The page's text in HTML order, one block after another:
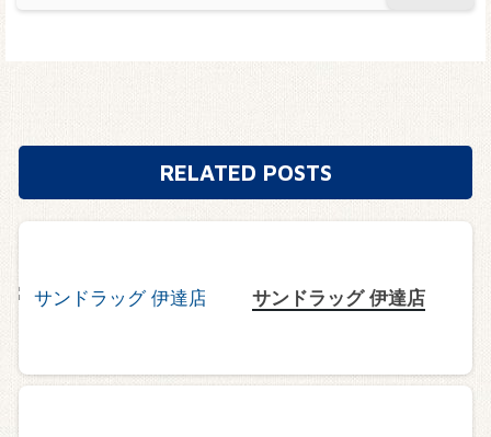
RELATED POSTS
サンドラッグ 伊達店